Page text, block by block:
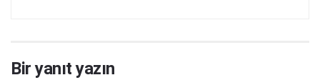
Bir yanıt yazın